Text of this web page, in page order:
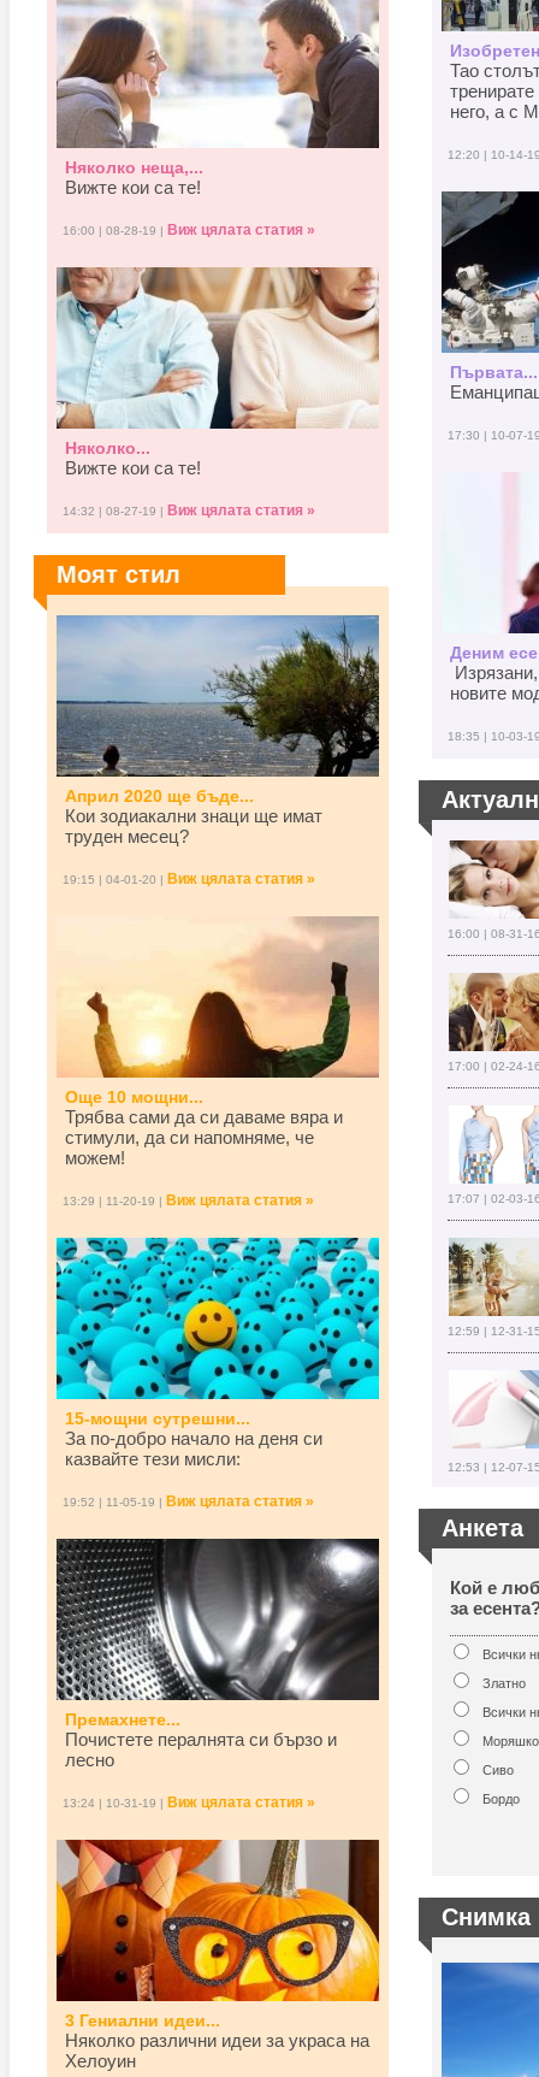
Няколко неща,...
Вижте кои са те!
16:00 | 08-28-19 | Виж цялата статия »
Няколко...
Вижте кои са те!
14:32 | 08-27-19 | Виж цялата статия »
Моят стил
Април 2020 ще бъде...
Кои зодиакални знаци ще имат
труден месец?
19:15 | 04-01-20 | Виж цялата статия »
Още 10 мощни...
Трябва сами да си даваме вяра и
стимули, да си напомняме, че
можем!
13:29 | 11-20-19 | Виж цялата статия »
15-мощни сутрешни...
За по-добро начало на деня си
казвайте тези мисли:
19:52 | 11-05-19 | Виж цялата статия »
Премахнете...
Почистете пералнята си бързо и
лесно
13:24 | 10-31-19 | Виж цялата статия »
3 Гениални идеи...
Няколко различни идеи за украса на
Хелоуин
Тао
него, а с
12:20 | 10-14-
Първата...
17:30 | 10-07-
Деним
новите
18:35 | 10-03-
16:00 | 08-31-
17:00 | 02-24-
17:07 | 02-03-
12:59 | 12-31-
12:53 | 12-07-
Анкета
Кой е
за
Всички
Златно
Всички
Сиво
Бордо
Снимка